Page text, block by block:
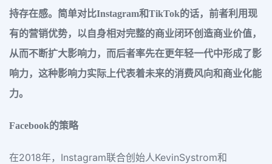
持存在感。简单对比Instagram和TikTok的话，前者利用现
有的营销优势，以自身相对完整的商业闭环创造商业价值，
从而不断扩大影响力，而后者率先在更年轻一代中形成了影
响力，这种影响力实际上代表着未来的消费风向和商业化能
力。
Facebook的策略
在2018年，Instagram联合创始人KevinSystrom和